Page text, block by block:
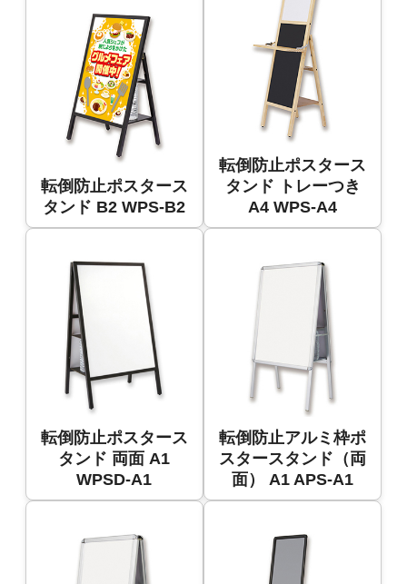
転倒防止ポスタース
タンド B2 WPS-B2
転倒防止ポスタース
タンド トレーつき
A4 WPS-A4
転倒防止ポスタース
タンド 両面 A1
WPSD-A1
転倒防止アルミ枠ポ
スタースタンド（両
面） A1 APS-A1